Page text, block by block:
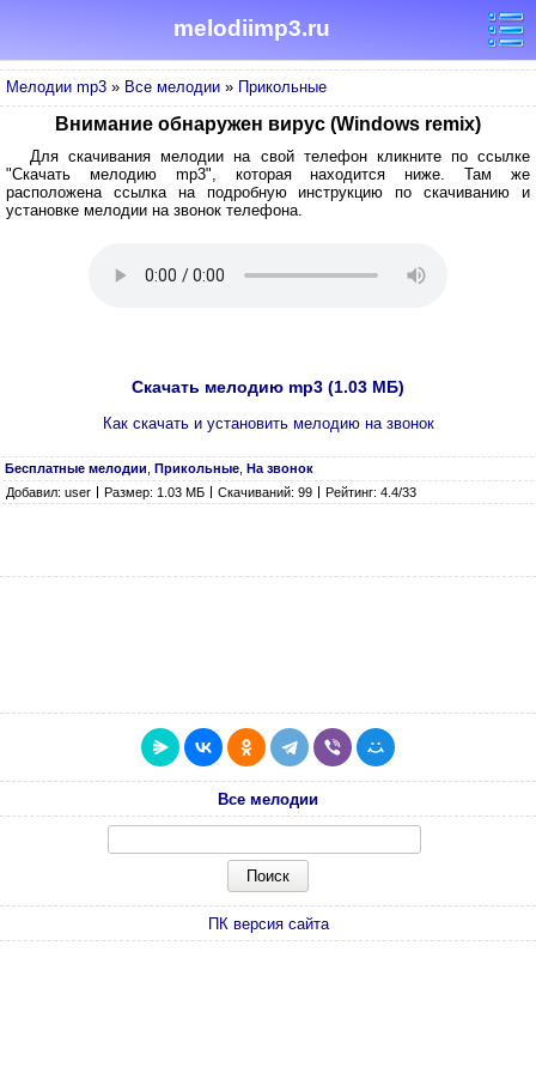
melodiimp3.ru
Мелодии mp3 » Все мелодии » Прикольные
Внимание обнаружен вирус (Windows remix)
Для скачивания мелодии на свой телефон кликните по ссылке
"Скачать мелодию mp3", которая находится ниже. Там же
расположена ссылка на подробную инструкцию по скачиванию и
установке мелодии на звонок телефона.
Скачать мелодию mp3 (1.03 МБ)
Как скачать и установить мелодию на звонок
Бесплатные мелодии Прикольные На звонок
Добавил: user
Размер: 1.03 МБ Скачиваний: 99 Рейтинг: 4.4/33
Все мелодии
ПК версия сайта